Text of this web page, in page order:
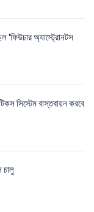
'ফিউচার অ্যাস্ট্রোনটস
সিস্টেম বাস্তবায়ন করবে
চালু